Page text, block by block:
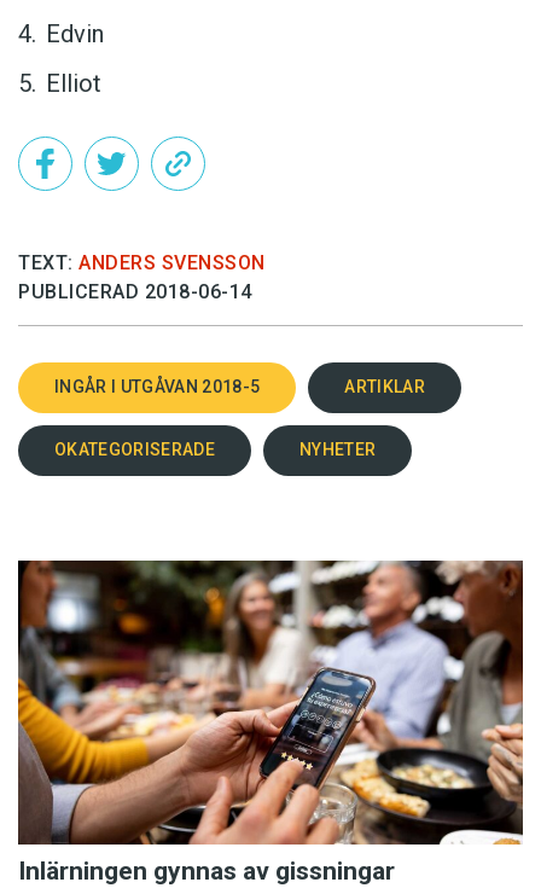
Edvin
Elliot
TEXT: ANDERS SVENSSON
PUBLICERAD 2018-06-14
INGÅR I UTGÅVAN 2018-5 ARTIKLAR
OKATEGORISERADE NYHETER
Inlärningen gynnas av gissningar